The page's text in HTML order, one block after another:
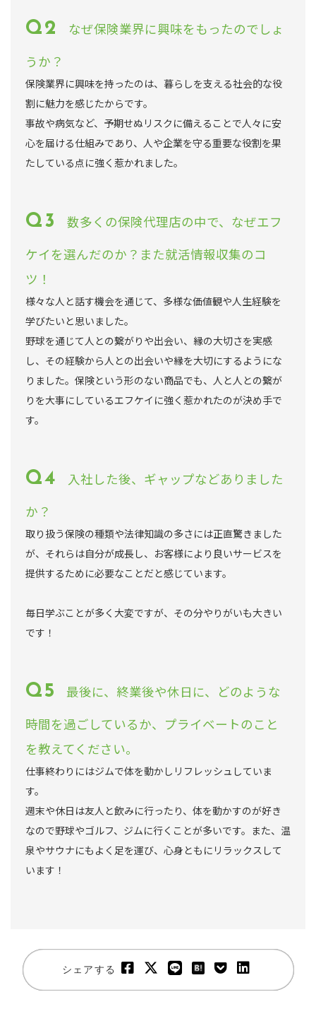
なぜ保険業界に興味をもったのでしょ
うか？
保険業界に興味を持ったのは、暮らしを支える社会的な役
割に魅力を感じたからです。
事故や病気など、予期せぬリスクに備えることで人々に安
心を届ける仕組みであり、人や企業を守る重要な役割を果
たしている点に強く惹かれました。
数多くの保険代理店の中で、なぜエフ
ケイを選んだのか？また就活情報収集のコ
ツ！
様々な人と話す機会を通じて、多様な価値観や人生経験を
学びたいと思いました。
野球を通じて人との繋がりや出会い、縁の大切さを実感
し、その経験から人との出会いや縁を大切にするようにな
りました。保険という形のない商品でも、人と人との繋が
りを大事にしているエフケイに強く惹かれたのが決め手で
す。
入社した後、ギャップなどありました
か？
取り扱う保険の種類や法律知識の多さには正直驚きました
が、それらは自分が成長し、お客様により良いサービスを
提供するために必要なことだと感じています。
毎日学ぶことが多く大変ですが、その分やりがいも大きい
です！
最後に、終業後や休日に、どのような
時間を過ごしているか、プライベートのこと
を教えてください。
仕事終わりにはジムで体を動かしリフレッシュしていま
す。
週末や休日は友人と飲みに行ったり、体を動かすのが好き
なので野球やゴルフ、ジムに行くことが多いです。また、温
泉やサウナにもよく足を運び、心身ともにリラックスして
います！
シェアする